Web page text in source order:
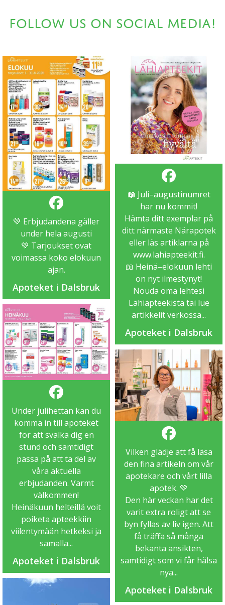
Follow us on social media!
💚 Erbjudandena gäller
under hela augusti
💚 Tarjoukset ovat
voimassa koko elokuun
ajan.
Apoteket i Dalsbruk
Under julihettan kan du
komma in till apoteket
för att svalka dig en
stund och samtidigt
passa på att ta del av
våra aktuella
erbjudanden. Varmt
välkommen!
Heinäkuun helteillä voit
poiketa apteekkiin
viilentymään hetkeksi ja
samalla...
Apoteket i Dalsbruk
📖 Juli–augustinumret
har nu kommit!
Hämta ditt exemplar på
ditt närmaste Närapotek
eller läs artiklarna på
www.lahiapteekit.fi.
📖 Heinä–elokuun lehti
on nyt ilmestynyt!
Nouda oma lehtesi
Lähiapteekista tai lue
artikkelit verkossa...
Apoteket i Dalsbruk
Vilken glädje att få läsa
den fina artikeln om vår
apotekare och vårt lilla
apotek. 💚
Den här veckan har det
varit extra roligt att se
byn fyllas av liv igen. Att
få träffa så många
bekanta ansikten,
samtidigt som vi får hälsa
nya...
Apoteket i Dalsbruk